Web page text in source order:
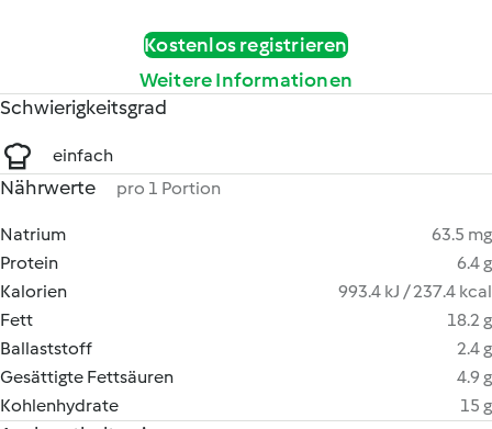
Kostenlos registrieren
Weitere Informationen
Schwierigkeitsgrad
einfach
Nährwerte pro 1 Portion
Natrium
63.5 mg
Protein
6.4 g
Kalorien
993.4 kJ / 237.4 kcal
Fett
18.2 g
Ballaststoff
2.4 g
Gesättigte Fettsäuren
4.9 g
Kohlenhydrate
15 g